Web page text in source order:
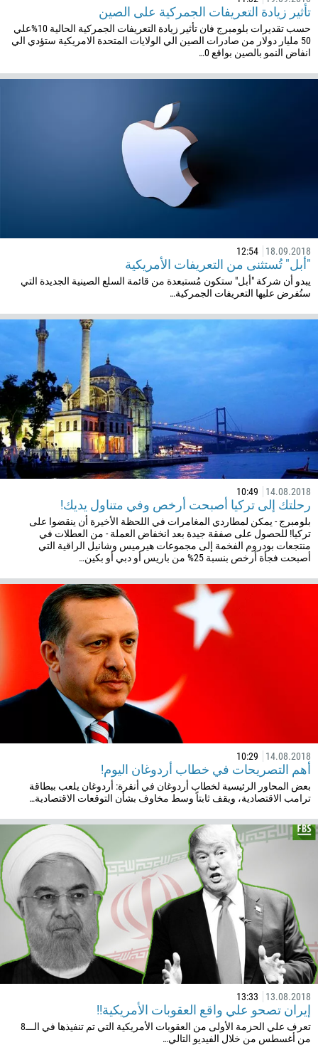
تأثير زيادة التعريفات الجمركية على الصين
حسب تقديرات بلومبرج فان تأثير زيادة التعريفات الجمركية الحالية 10%علي
50 مليار دولار من صادرات الصين الي الولايات المتحدة الامريكية ستؤدي الي
انفاض النمو بالصين بواقع 0…
18.09.2018
12:54
"أبل" تُستثنى من التعريفات الأمريكية
يبدو أن شركة "أبل" ستكون مُستبعدة من قائمة السلع الصينية الجديدة التي
ستُفرض عليها التعريفات الجمركية…
14.08.2018
10:49
رحلتك إلى تركيا أصبحت أرخص وفي متناول يديك!
بلومبرج - يمكن لمطاردي المغامرات في اللحظة الأخيرة أن ينقضوا على
تركيا! للحصول على صفقة جيدة بعد انخفاض العملة - من العطلات في
منتجعات بودروم الفخمة إلى مجموعات هيرميس وشانيل الراقية التي
أصبحت فجأة أرخص بنسبة 25% من باريس أو دبي أو بكين…
14.08.2018
10:29
أهم التصريحات في خطاب أردوغان اليوم!
بعض المحاور الرئيسية لخطاب أردوغان في أنقرة: أردوغان يلعب ببطاقة
ترامب الاقتصادية، ويقف ثابتاً وسط مخاوف بشأن التوقعات الاقتصادية…
13.08.2018
13:33
إيران تصحو علي واقع العقوبات الأمريكية!!
تعرف علي الحزمة الأولى من العقوبات الأمريكية التي تم تنفيذها في الـــ8
من أغسطس من خلال الفيديو التالي…
طلب الاتصال
355
213
1684
1264
672
374
297
61
43
994
1242
973
880
1246
375
591
387
267
55
246
673
359
226
257
855
237
1
238
1345
00:00
أدخل بريدك الإلكتروني
اكتب تعليقا، عند الضرورة
اتصلوا بي